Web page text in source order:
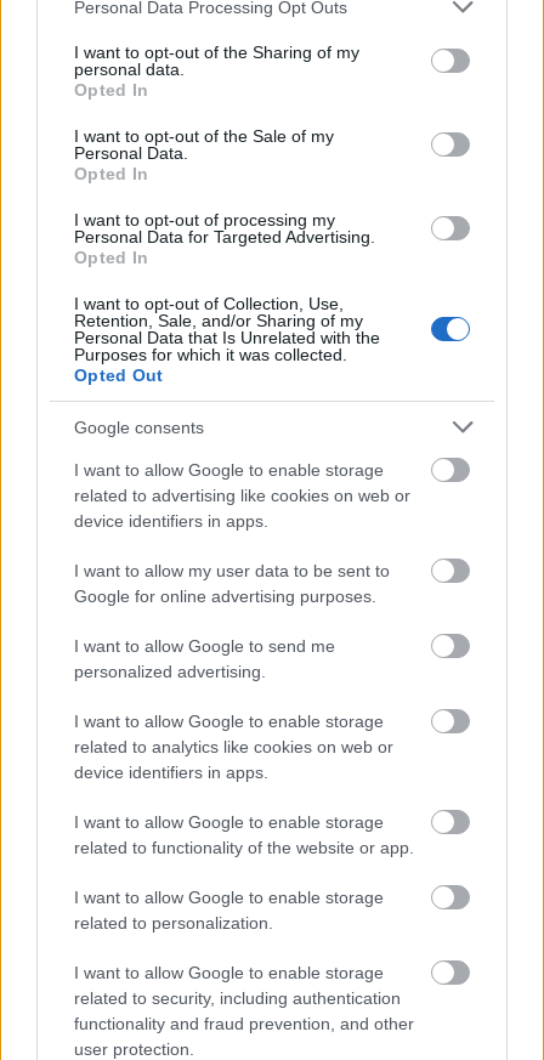
not limited to your visit or usage behaviour. You may click to
grant or deny consent to Google and its third-party tags to
use your data for below specified purposes in below Google
consent section.
Personal Data Processing Opt Outs
I want to opt-out of the Sharing of my
personal data.
Opted In
I want to opt-out of the Sale of my
Personal Data.
Opted In
I want to opt-out of processing my
Personal Data for Targeted Advertising.
Opted In
I want to opt-out of Collection, Use,
Retention, Sale, and/or Sharing of my
Personal Data that Is Unrelated with the
Purposes for which it was collected.
Opted Out
Google consents
I want to allow Google to enable storage
related to advertising like cookies on web or
device identifiers in apps.
I want to allow my user data to be sent to
Google for online advertising purposes.
I want to allow Google to send me
personalized advertising.
I want to allow Google to enable storage
related to analytics like cookies on web or
device identifiers in apps.
I want to allow Google to enable storage
related to functionality of the website or app.
I want to allow Google to enable storage
related to personalization.
I want to allow Google to enable storage
related to security, including authentication
functionality and fraud prevention, and other
user protection.
Bakáts Feszten
szinhaz szerk.• 2018. augusztus 06.
Az augusztus 23-a és 26-a között megrendezendő
összművészeti szabadtéri fesztiválnak a Kálvin
udvar, a Rombusz terasz és az Erkel utca ad helyet.
Elhunyt Tóth Zoltán színművész
szinhaz szerk.• 2018. április 28.
A Pinceszínházban rendszeresen szereplő színészt öt
nappal az 57. születésnapját követően érte a halál.